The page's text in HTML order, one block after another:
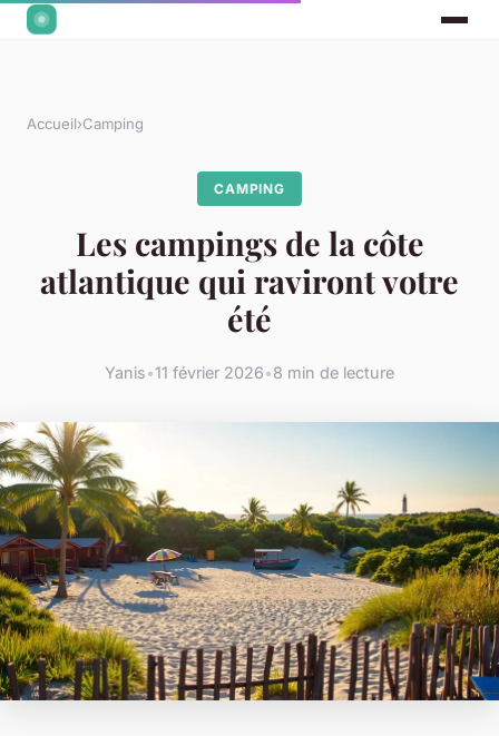
Accueil›Camping
CAMPING
Les campings de la côte
atlantique qui raviront votre
été
Yanis•11 février 2026•8 min de lecture